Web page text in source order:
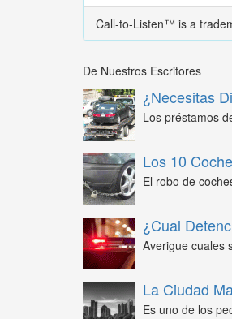
Call-to-Listen™ is a
De Nuestros Escritores
¿Necesitas
Los préstamos
Los 10
El robo de
¿Cual
Averigue cuales
La Ciudad
Es uno de los